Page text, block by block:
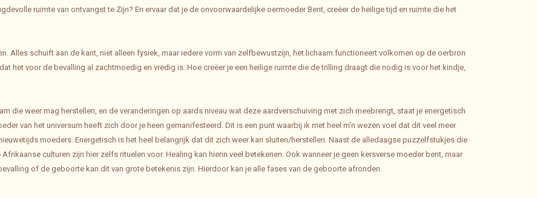
ruimte van ontvangst te Zijn? En ervaar dat je de onvoorwaardelijke oermoeder Bent, creëer de heilige tijd en ruimte die het
Alles schuift aan de kant, niet alleen fysiek, maar iedere vorm van zelfbewustzijn, het lichaam functioneert volkomen op de oerbron
het voor de bevalling al zachtmoedig en vredig is. Hoe creëer je een heilige ruimte die de trilling draagt die nodig is voor het kindje,
die weer mag herstellen, en de veranderingen op aards niveau wat deze aardverschuiving met zich meebrengt, staat je energetisch
van het universum heeft zich door je heen gemanifesteerd. Dit is een punt waarbij ik met heel m'n wezen voel dat dit veel meer
moeders. Energetisch is het heel belangrijk dat dit zich weer kan sluiten/herstellen. Naast de alledaagse puzzelfstukjes die
culturen zijn hier zelfs rituelen voor. Healing kan hierin veel betekenen. Ook wanneer je geen kersverse moeder bent, maar
of de geboorte kan dit van grote betekenis zijn. Hierdoor kan je alle fases van de geboorte afronden.